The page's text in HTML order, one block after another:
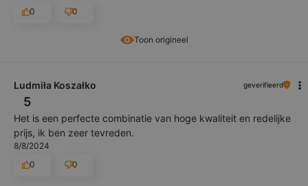
Toon origineel
0
0
Ludmiła Koszałko geverifieerd
5
Het is een perfecte combinatie van hoge kwaliteit en redelijke
prijs, ik ben zeer tevreden.
8/8/2024
0
0